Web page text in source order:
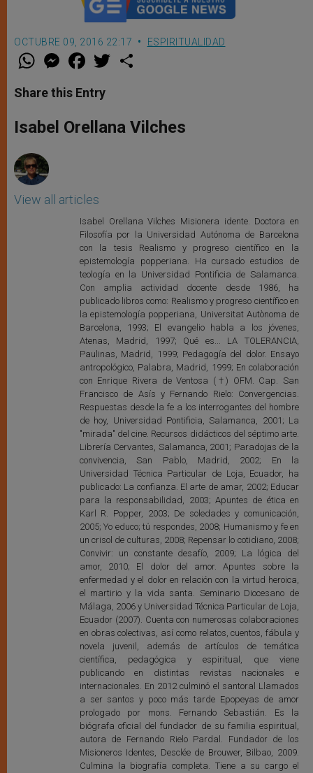
OCTUBRE 09, 2016 22:17 ESPIRITUALIDAD
W
t
s
p
p
M
e
s
e
g
e
F
a
e
b
o
k
w
r
Share this Entry
Isabel Orellana Vilches
View all articles
Isabel Orellana Vilches Misionera idente. Doctora en
Filosofía por la Universidad Autónoma de Barcelona
con la tesis Realismo y progreso científico en la
epistemología popperiana. Ha cursado estudios de
teología en la Universidad Pontificia de Salamanca.
Con amplia actividad docente desde 1986, ha
publicado libros como: Realismo y progreso científico en
la epistemología popperiana, Universitat Autònoma de
Barcelona, 1993; El evangelio habla a los jóvenes,
Atenas, Madrid, 1997; Qué es... LA TOLERANCIA,
Paulinas, Madrid, 1999; Pedagogía del dolor. Ensayo
antropológico, Palabra, Madrid, 1999; En colaboración
con Enrique Rivera de Ventosa (†) OFM. Cap. San
Francisco de Asís y Fernando Rielo: Convergencias.
Respuestas desde la fe a los interrogantes del hombre
de hoy, Universidad Pontificia, Salamanca, 2001; La
"mirada" del cine. Recursos didácticos del séptimo arte.
Librería Cervantes, Salamanca, 2001; Paradojas de la
convivencia, San Pablo, Madrid, 2002; En la
Universidad Técnica Particular de Loja, Ecuador, ha
publicado: La confianza. El arte de amar, 2002; Educar
para la responsabilidad, 2003; Apuntes de ética en
Karl R. Popper, 2003; De soledades y comunicación,
2005; Yo educo; tú respondes, 2008; Humanismo y fe en
un crisol de culturas, 2008; Repensar lo cotidiano, 2008;
Convivir: un constante desafío, 2009; La lógica del
amor, 2010; El dolor del amor. Apuntes sobre la
enfermedad y el dolor en relación con la virtud heroica,
el martirio y la vida santa. Seminario Diocesano de
Málaga, 2006 y Universidad Técnica Particular de Loja,
Ecuador (2007). Cuenta con numerosas colaboraciones
en obras colectivas, así como relatos, cuentos, fábula y
novela juvenil, además de artículos de temática
científica, pedagógica y espiritual, que viene
publicando en distintas revistas nacionales e
internacionales. En 2012 culminó el santoral Llamados
a ser santos y poco más tarde Epopeyas de amor
prologado por mons. Fernando Sebastián. Es la
biógrafa oficial del fundador de su familia espiritual,
autora de Fernando Rielo Pardal. Fundador de los
Misioneros Identes, Desclée de Brouwer, Bilbao, 2009.
Culmina la biografía completa. Tiene a su cargo el